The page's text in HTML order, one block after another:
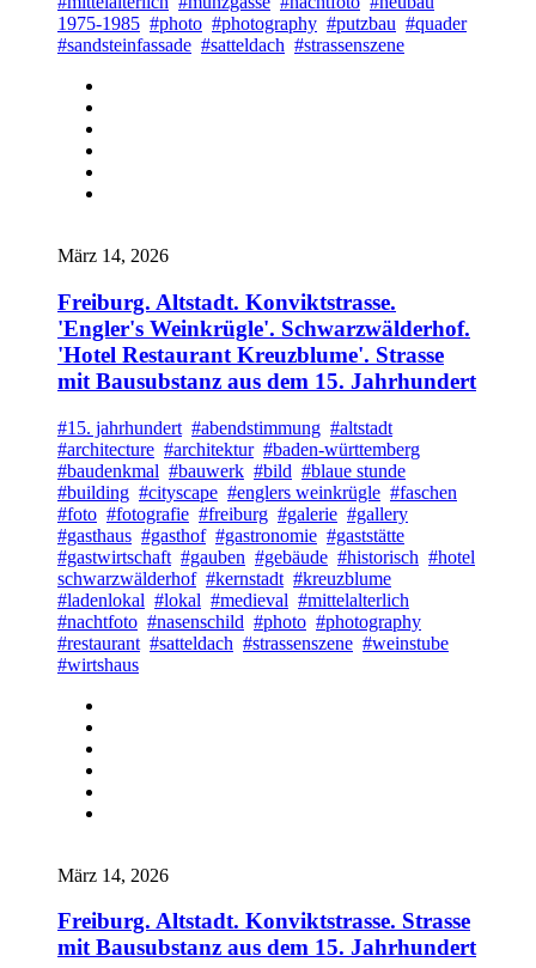
1975-1985 #photo #photography #putzbau #quader
#sandsteinfassade #satteldach #strassenszene
März 14, 2026
Freiburg. Altstadt. Konviktstrasse.
'Engler's Weinkrügle'. Schwarzwälderhof.
'Hotel Restaurant Kreuzblume'. Strasse
mit Bausubstanz aus dem 15. Jahrhundert
#15. jahrhundert #abendstimmung #altstadt
#architecture #architektur #baden-württemberg
#baudenkmal #bauwerk #bild #blaue stunde
#building #cityscape #englers weinkrügle #faschen
#foto #fotografie #freiburg #galerie #gallery
#gasthaus #gasthof #gastronomie #gaststätte
#gastwirtschaft #gauben #gebäude #historisch #hotel
schwarzwälderhof #kernstadt #kreuzblume
#ladenlokal #lokal #medieval #mittelalterlich
#nachtfoto #nasenschild #photo #photography
#restaurant #satteldach #strassenszene #weinstube
#wirtshaus
März 14, 2026
Freiburg. Altstadt. Konviktstrasse. Strasse
mit Bausubstanz aus dem 15. Jahrhundert